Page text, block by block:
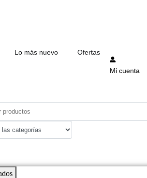
Lo más nuevo Ofertas
Mi cuenta